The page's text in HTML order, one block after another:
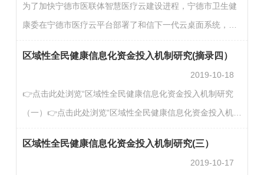
化医药卫生体制改革的新形势下，在世界信息技术和通信技
术日新月异发展的进程中，远程医疗健康担负着重要的战略
任务和历史使命，远程医学的研究应用和学术交流亟待加
为了加快宁德市医联体智慧医疗云建设进程，宁德市卫生健
康委在宁德市医疗云平台部署了和信下一代云桌面系统，通
定点全覆盖。 智慧医疗桌面云建设背景 在国家大力开展医疗
体制改革，推进医联体及分级诊疗建设的背景下，宁德市积
极响应国家新医改政策，并于2017年提出全民健康信息
化“13111”建设规划。 【1个平台】 ——全民健康信息平台
【3大系统】 ——区域医疗业务协同系统、互联网+医疗惠民
区域性全民健康信息化资金投入机制研究(摘录四）
2019-10-18
👉点击此处浏览“区域性全民健康信息化资金投入机制研究
（一）👉点击此处浏览“区域性全民健康信息化资金投入机制
机制研究（三）8、区域全民健康信息化影响因素（1）影响
因素总体情况图46：区域健康信息化影响因素（医院调研）
区域性全民健康信息化资金投入机制研究(三）
2019-10-17